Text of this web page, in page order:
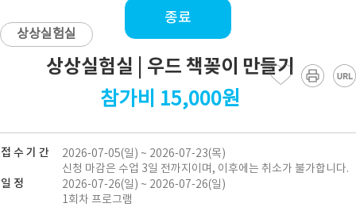
종료
상상실험실
상상실험실 | 우드 책꽂이 만들기
참가비 15,000원
접 수 기 간
2026-07-05(일) ~ 2026-07-23(목)
신청 마감은 수업 3일 전까지이며, 이후에는 취소가 불가합니다.
일 정
2026-07-26(일) ~ 2026-07-26(일)
1회차 프로그램